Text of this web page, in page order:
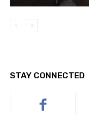
STAY CONNECTED